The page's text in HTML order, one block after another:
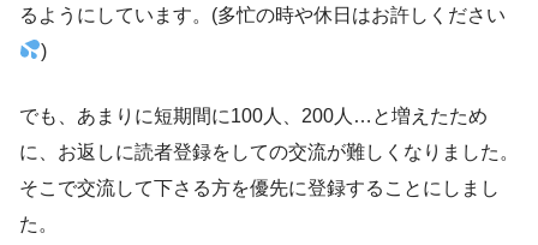
るようにしています。(多忙の時や休日はお許しください
)
でも、あまりに短期間に100人、200人…と増えたため
に、お返しに読者登録をしての交流が難しくなりました。
そこで交流して下さる方を優先に登録することにしまし
た。